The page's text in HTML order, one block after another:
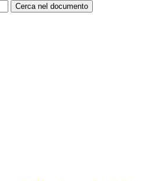
Cerca nel documento